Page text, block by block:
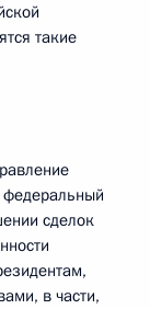
такие
федеральный
сделок
в части,